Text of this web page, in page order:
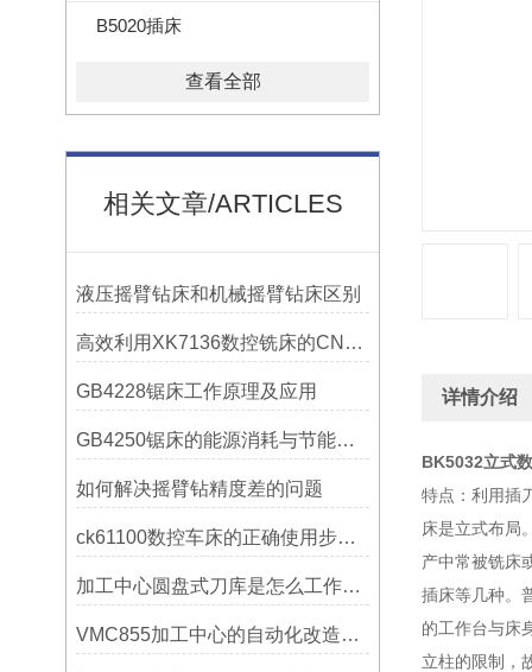
B5020插床
查看全部
相关文章/ARTICLES
液压摇臂钻床和机械摇臂钻床区别
高效利用XK7136数控铣床的CNC系统？
GB4228锯床工作原理及应用
GB4250锯床的能源消耗与节能措施
如何解决摇臂钻精度差的问题
ck61100数控车床的正确使用步骤是什么？
加工中心圆盘式刀库是怎么工作的？
VMC855加工中心的自动化改造与智能化应用说明
详情介绍
BK5032立式
特点：利用插
床是立式布局
产中常被铣床
插床等几种。
的工作台与床
立柱的限制，